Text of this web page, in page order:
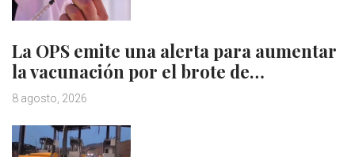
La OPS emite una alerta para aumentar
la vacunación por el brote de…
8 agosto, 2026